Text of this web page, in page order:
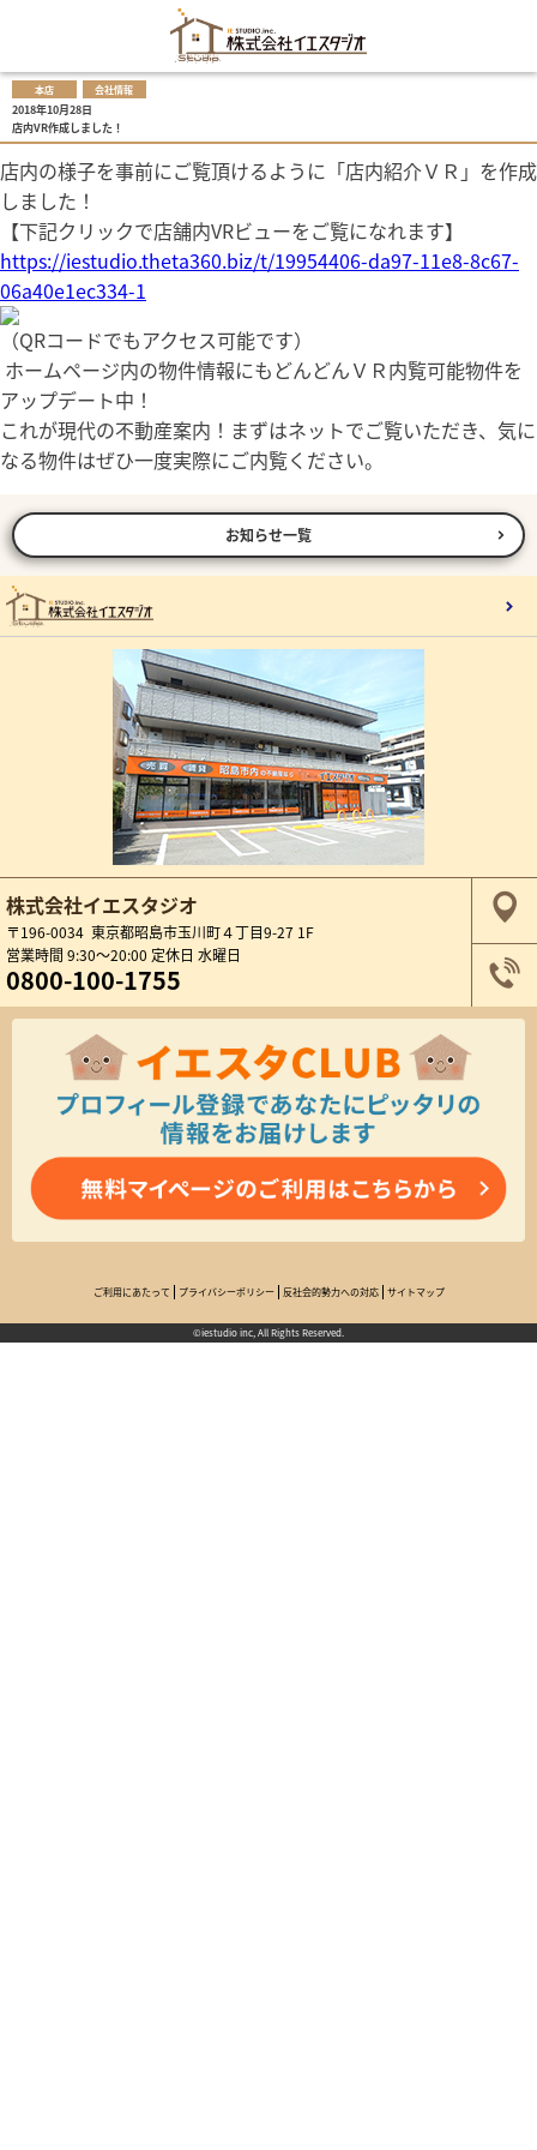
本店 会社情報
2018年10月28日
店内VR作成しました！
店内の様子を事前にご覧頂けるように「店内紹介ＶＲ」を作成
しました！
【下記クリックで店舗内VRビューをご覧になれます】
https://iestudio.theta360.biz/t/19954406-da97-11e8-8c67-
06a40e1ec334-1
（QRコードでもアクセス可能です）
ホームページ内の物件情報にもどんどんＶＲ内覧可能物件を
アップデート中！
これが現代の不動産案内！まずはネットでご覧いただき、気に
なる物件はぜひ一度実際にご内覧ください。
お知らせ一覧
株式会社イエスタジオ
〒196-0034 東京都昭島市玉川町４丁目9-27 1F
営業時間 9:30～20:00 定休日 水曜日
0800-100-1755
ご利用にあたって プライバシーポリシー 反社会的勢力への対応 サイトマップ
©iestudio inc, All Rights Reserved.